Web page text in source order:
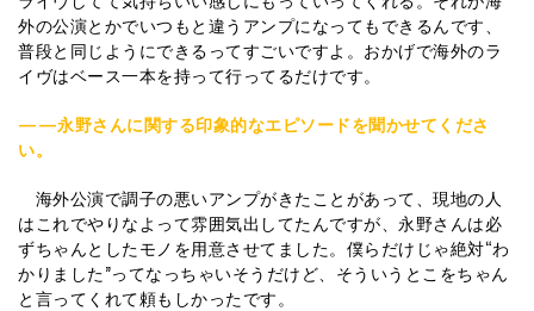
外の公演とかでいつもと違うアンプになってもできるんです、
普段と同じようにできるってすごいですよ。おかげで海外のラ
イヴはベース一本を持って行ってるだけです。
——永野さんに関する印象的なエピソードを聞かせてくださ
い。
海外公演で調子の悪いアンプがきたことがあって、現地の人
はこれでやりなよって雰囲気出してたんですが、永野さんは必
ずちゃんとしたモノを用意させてました。僕らだけじゃ絶対“わ
かりました”ってなっちゃいそうだけど、そういうとこをちゃん
と言ってくれて頼もしかったです。